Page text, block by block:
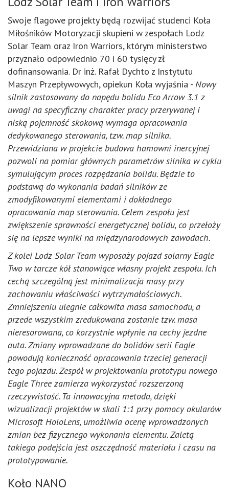
Swoje flagowe projekty będą rozwijać studenci Koła
Miłośników Motoryzacji skupieni w zespołach Lodz
Solar Team oraz Iron Warriors, którym ministerstwo
przyznało odpowiednio 70 i 60 tysięcy zł
dofinansowania. Dr inż. Rafał Dychto z Instytutu
Maszyn Przepływowych, opiekun Koła wyjaśnia - Nowy
silnik zastosowany do napędu bolidu Eco Arrow 3.1 z
uwagi na specyficzny charakter pracy przerywanej i
niską pojemność skokową wymaga opracowania
dedykowanego sterowania, tzw. map silnika.
Przewidziana w projekcie budowa hamowni inercyjnej
pozwoli na pomiar głównych parametrów silnika w cyklu
symulującym proces rozpędzania bolidu. Będzie to
podstawą do wykonania badań silników ze
zmodyfikowanymi elementami i dokładnego
opracowania map sterowania. Celem zespołu jest
zwiększenie sprawności energetycznej bolidu, co przełoży
się na lepsze wyniki na międzynarodowych zawodach.
Z kolei Lodz Solar Team wyposaży pojazd solarny Eagle
Two w tarcze kół stanowiące własny projekt zespołu. Ich
cechą szczególną jest minimalizacja masy przy
zachowaniu właściwości wytrzymałościowych.
Zmniejszeniu ulegnie całkowita masa samochodu, a
przede wszystkim zredukowana zostanie tzw. masa
nieresorowana, co korzystnie wpłynie na cechy jezdne
auta. Zmiany wprowadzane do bolidów serii Eagle
powodują konieczność opracowania trzeciej generacji
tego pojazdu. Zespół w projektowaniu prototypu nowego
Eagle Three zamierza wykorzystać rozszerzoną
rzeczywistość. Ta innowacyjna metoda, dzięki
wizualizacji projektów w skali 1:1 przy pomocy okularów
Microsoft HoloLens, umożliwia ocenę wprowadzonych
zmian bez fizycznego wykonania elementu. Zaletą
takiego podejścia jest oszczędność materiału i czasu na
prototypowanie.
Koło NANO